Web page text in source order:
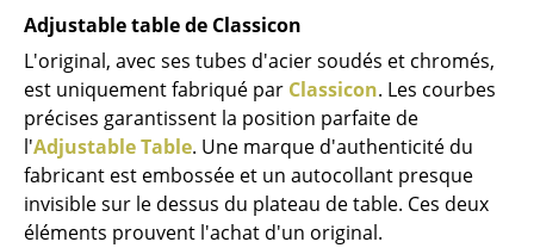
Miroirs
Figurines & Miniatures
Vases
Plateaux
Accessoires de bureau
Adjustable table de Classicon
L'original, avec ses tubes d'acier soudés et chromés,
est uniquement fabriqué par Classicon. Les courbes
précises garantissent la position parfaite de
l'Adjustable Table. Une marque d'authenticité du
fabricant est embossée et un autocollant presque
invisible sur le dessus du plateau de table. Ces deux
éléments prouvent l'achat d'un original.